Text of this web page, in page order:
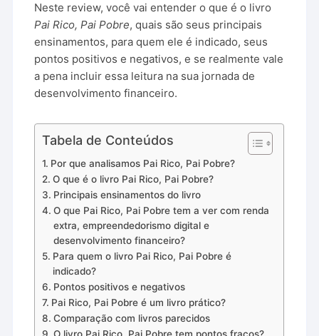
Neste review, você vai entender o que é o livro
Pai Rico, Pai Pobre, quais são seus principais
ensinamentos, para quem ele é indicado, seus
pontos positivos e negativos, e se realmente vale
a pena incluir essa leitura na sua jornada de
desenvolvimento financeiro.
Tabela de Conteúdos
Por que analisamos Pai Rico, Pai Pobre?
O que é o livro Pai Rico, Pai Pobre?
Principais ensinamentos do livro
O que Pai Rico, Pai Pobre tem a ver com renda
extra, empreendedorismo digital e
desenvolvimento financeiro?
Para quem o livro Pai Rico, Pai Pobre é
indicado?
Pontos positivos e negativos
Pai Rico, Pai Pobre é um livro prático?
Comparação com livros parecidos